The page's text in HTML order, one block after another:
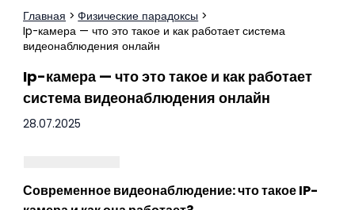
Главная
Физические парадоксы
Ip-камера — что это такое и как работает система
видеонаблюдения онлайн
Ip-камера — что это такое и как работает
система видеонаблюдения онлайн
28.07.2025
Современное видеонаблюдение: что такое IP-